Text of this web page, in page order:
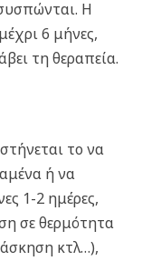
Η
6 μήνες,
τη θεραπεία.
το να
ή να
1-2 ημέρες,
σε θερμότητα
κτλ…),